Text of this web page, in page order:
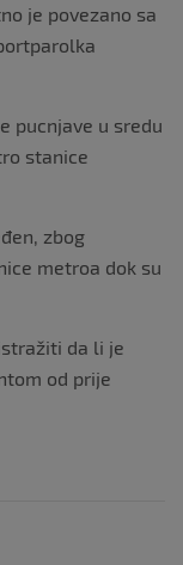
je povezano sa
pucnjave u sredu
stanice
zbog
metroa dok su
da li je
od prije